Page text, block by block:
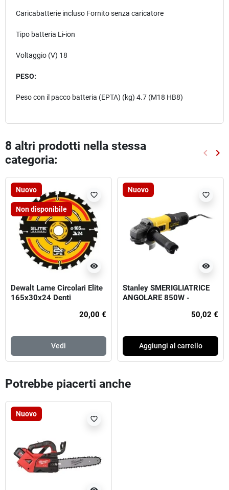
Caricabatterie incluso Fornito senza caricatore
Tipo batteria Li-ion
Voltaggio (V) 18
PESO:
Peso con il pacco batteria (EPTA) (kg) 4.7 (M18 HB8)
8 altri prodotti nella stessa
categoria:
keyboard_arrow_left keyboard_arrow_right
Nuovo
Non disponibile
visibility
favorite_border
Dewalt Lame Circolari Elite
165x30x24 Denti
20,00 €
Vedi
Nuovo
visibility
favorite_border
Stanley SMERIGLIATRICE
ANGOLARE 850W -
50,02 €
Aggiungi al carrello
Potrebbe piacerti anche
Nuovo
favorite_border